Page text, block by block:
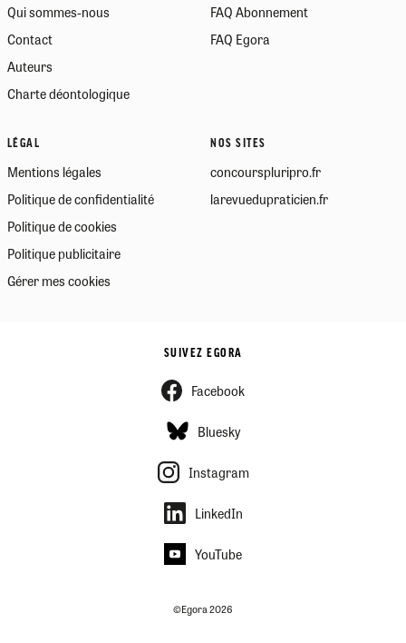
Qui sommes-nous
Contact
Auteurs
Charte déontologique
FAQ Abonnement
FAQ Egora
LÉGAL
Mentions légales
Politique de confidentialité
Politique de cookies
Politique publicitaire
Gérer mes cookies
NOS SITES
concourspluripro.fr
larevuedupraticien.fr
SUIVEZ EGORA
Facebook
Bluesky
Instagram
LinkedIn
YouTube
©Egora 2026